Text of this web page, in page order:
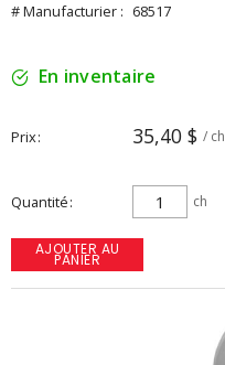
# Manufacturier : 68517
En inventaire
Prix 35,40 $ / ch
Quantité ch
AJOUTER AU
PANIER